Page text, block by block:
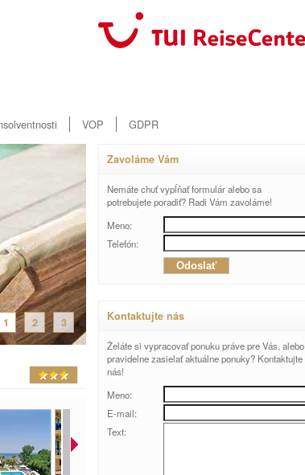
VOP GDPR
1 2 3
Zavoláme Vám
Nemáte chuť vypĺňať formulár alebo sa
potrebujete poradiť? Radi Vám zavoláme!
Meno:
Telefón:
Kontaktujte nás
Želáte si vypracovať ponuku práve pre Vás, alebo
pravidelne zasielať aktuálne ponuky? Kontaktujte
nás!
Meno:
E-mail:
Text: